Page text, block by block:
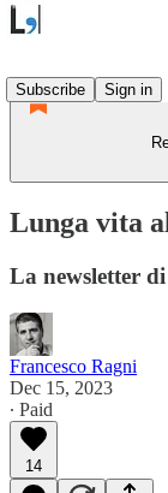
Subscribe
Sign in
Lunga vita
La newsletter
Francesco Ragni
Dec 15, 2023
∙ Paid
14